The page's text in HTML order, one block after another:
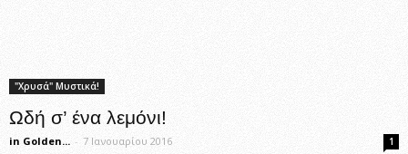
"Χρυσά" Μυστικά!
Ωδή σ’ ένα λεμόνι!
in Golden... - 7 Ιανουαρίου 2016 1